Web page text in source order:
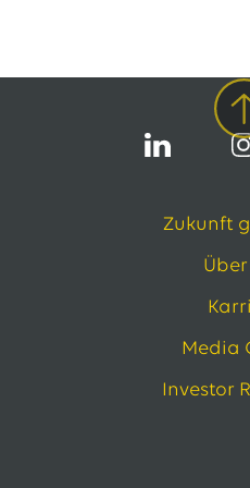
Zukunft
Media
Investor
EWE NETZ
Spatenstich für erste
Alle Pressemitteilungen